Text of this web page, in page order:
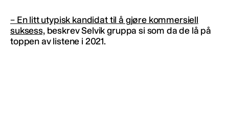
– En litt utypisk kandidat til å gjøre kommersiell
suksess,beskrev Selvik gruppa si som da de lå på
toppen av listene i 2021.